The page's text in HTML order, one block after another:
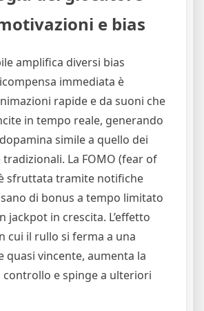
e bias
amplifica diversi bias
immediata è
rapide e da suoni che
in tempo reale, generando
simile a quello dei
La FOMO (fear of
sfruttata tramite notifiche
di bonus a tempo limitato
jackpot in crescita. L’effetto
cui il rullo si ferma a una
quasi vincente, aumenta la
controllo e spinge a ulteriori